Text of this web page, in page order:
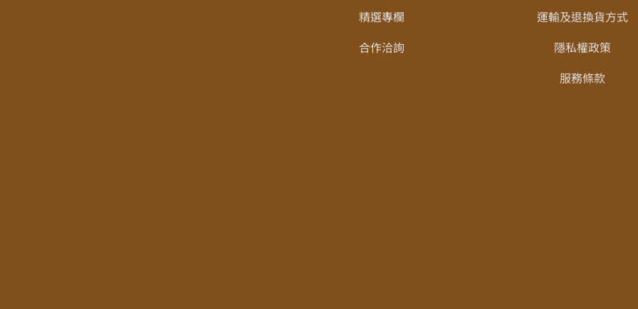
精選專欄
合作洽詢
運輸及退換貨方式
隱私權政策
服務條款